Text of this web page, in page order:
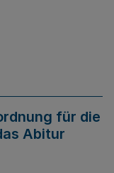
für die
Abitur